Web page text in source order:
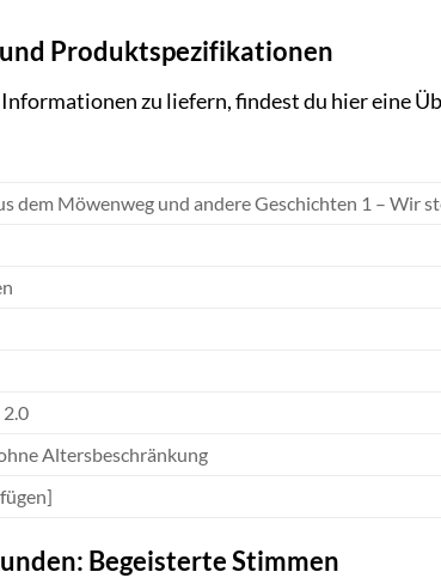
Produktspezifikationen
zu liefern, findest du hier eine
dem Möwenweg und andere Geschichten 1 – Wir
Altersbeschränkung
Begeisterte Stimmen